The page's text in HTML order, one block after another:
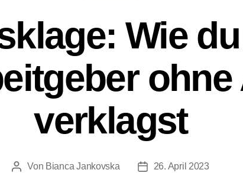
Wie
verklagst
Beitragsautor
Von Bianca Jankovska Beitragsdatum
26. April 2023